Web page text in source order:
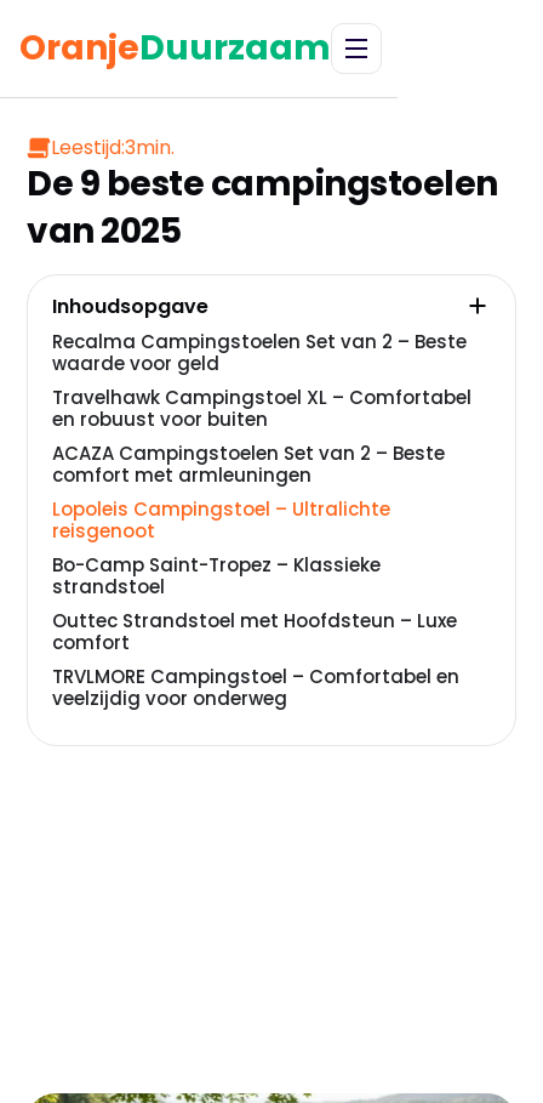
OranjeDuurzaam
Leestijd:3min.
De 9 beste campingstoelen
van 2025
Inhoudsopgave
Recalma Campingstoelen Set van 2 – Beste
waarde voor geld
Travelhawk Campingstoel XL – Comfortabel
en robuust voor buiten
ACAZA Campingstoelen Set van 2 – Beste
comfort met armleuningen
Lopoleis Campingstoel – Ultralichte
reisgenoot
Bo-Camp Saint-Tropez – Klassieke
strandstoel
Outtec Strandstoel met Hoofdsteun – Luxe
comfort
TRVLMORE Campingstoel – Comfortabel en
veelzijdig voor onderweg